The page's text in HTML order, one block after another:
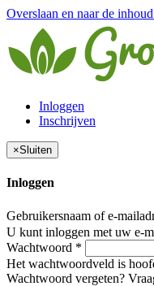
Overslaan en naar de
Inloggen
Inschrijven
×Sluiten
Inloggen
Gebruikersnaam of e-
U kunt inloggen met uw e-
Wachtwoord *
Het wachtwoordveld is
Wachtwoord vergeten?